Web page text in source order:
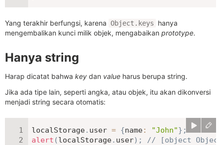
Yang terakhir berfungsi, karena Object.keys
hanya
mengembalikan kunci milik objek, mengabaikan prototype.
Hanya string
Harap dicatat bahwa key dan value harus berupa string.
Jika ada tipe lain, seperti angka, atau objek, itu akan dikonversi
menjadi string secara otomatis:
localStorage. user = {name: "John"} ;
alert (localStorage. user) ; // [object